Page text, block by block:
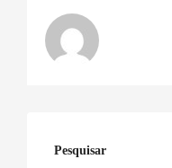
Pesquisar